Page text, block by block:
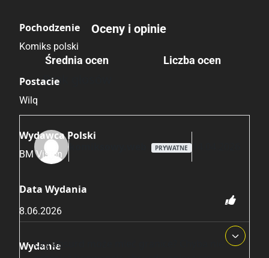
Pochodzenie
Komiks polski
Postacie
Wilq
Wydawca Polski
BM Vision
Data Wydania
8.06.2026
Wydanie
Oceny i opinie
Średnia ocen
Brak głosów
Liczba ocen
PRYWATNE
Czy absurd może mieć granice? Chyba nie,